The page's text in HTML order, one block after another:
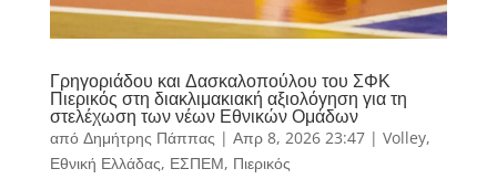
Γρηγοριάδου και Δασκαλοπούλου του ΣΦΚ
Πιερικός στη διακλιμακιακή αξιολόγηση για τη
στελέχωση των νέων Εθνικών Ομάδων
από Δημήτρης Πάππας | Απρ 8, 2026 23:47| Volley,
Εθνική Ελλάδας, ΕΣΠΕΜ, Πιερικός